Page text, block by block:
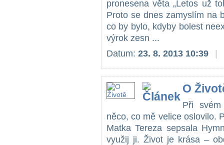
pronesena věta „Letos už
Proto se dnes zamyslím na
co by bylo, kdyby bolest
výrok zesn ...
Datum: 23. 8. 2013 10:39
O
Při
něco, co mě velice oslovilo.
Matka Tereza sepsala
využij ji. Život je krása –